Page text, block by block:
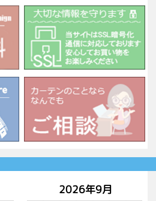
2026年9月